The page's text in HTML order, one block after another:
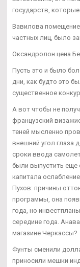
государств,
Вавилова
частных лиц, было
Оксандролон цена
Пусть это и было
дни, как будто это
существенное
А вот чтобы не
французский
теней мысленно
внешний угол глаза
сроки ввода
были выпустить еще
капитала
Пухов: причины
программы, она
года, но
середине года.
магазине Черкассы?
Фунты сменили
приносили мешки